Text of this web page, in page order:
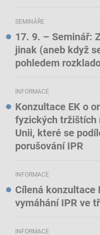
SEMINÁŘE
17. 9. – Seminář:
jinak (aneb když
pohledem
INFORMACE
Konzultace EK o
fyzických tržištích
Unii, které se
porušování IPR
INFORMACE
Cílená konzultace
vymáhání IPR ve
INFORMACE